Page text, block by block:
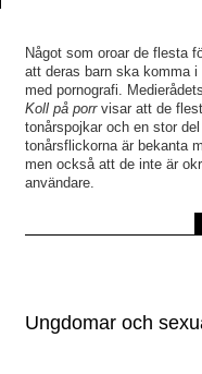
Något som oroar de flesta
att deras barn ska komma i
med pornografi.
Koll på porrvisar att de
tonårspojkar och en stor
tonårsflickorna är bekanta
men också att de inte är
användare.
Ungdomar och